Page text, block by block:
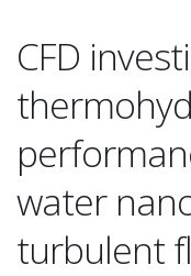
CFD
water
turbulent